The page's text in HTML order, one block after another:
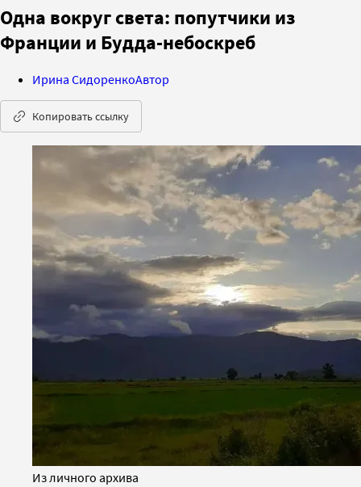
Одна вокруг света: попутчики из
Франции и Будда-небоскреб
Ирина СидоренкоАвтор
Копировать ссылку
Из личного архива